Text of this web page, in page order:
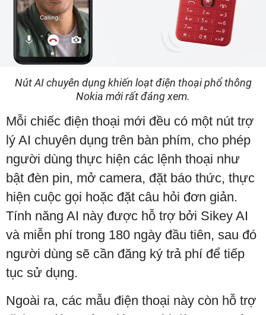
Nút AI chuyên dụng khiến loạt điện thoại phổ thông
Nokia mới rất đáng xem.
Mỗi chiếc điện thoại mới đều có một nút trợ
lý AI chuyên dụng trên bàn phím, cho phép
người dùng thực hiện các lệnh thoại như
bật đèn pin, mở camera, đặt báo thức, thực
hiện cuộc gọi hoặc đặt câu hỏi đơn giản.
Tính năng AI này được hỗ trợ bởi Sikey AI
và miễn phí trong 180 ngày đầu tiên, sau đó
người dùng sẽ cần đăng ký trả phí để tiếp
tục sử dụng.
Ngoài ra, các mẫu điện thoại này còn hỗ trợ